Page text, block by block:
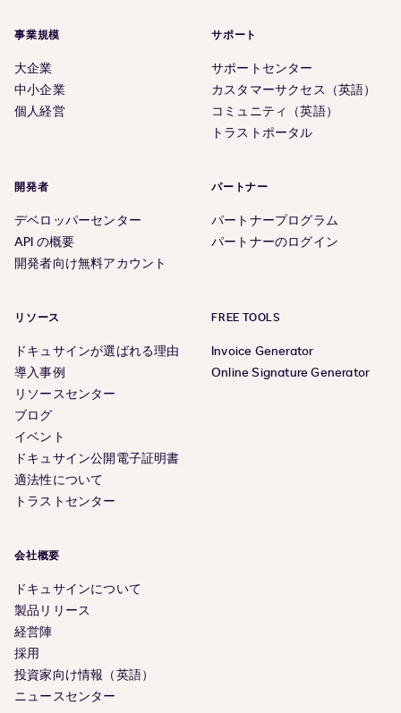
事業規模
大企業
中小企業
個人経営
サポート
サポートセンター
カスタマーサクセス（英語）
コミュニティ（英語）
トラストポータル
開発者
デベロッパーセンター
API の概要
開発者向け無料アカウント
パートナー
パートナープログラム
パートナーのログイン
リソース
ドキュサインが選ばれる理由
導入事例
リソースセンター
ブログ
イベント
ドキュサイン公開電子証明書
適法性について
トラストセンター
FREE TOOLS
Invoice Generator
Online Signature Generator
会社概要
ドキュサインについて
製品リリース
経営陣
採用
投資家向け情報（英語）
ニュースセンター